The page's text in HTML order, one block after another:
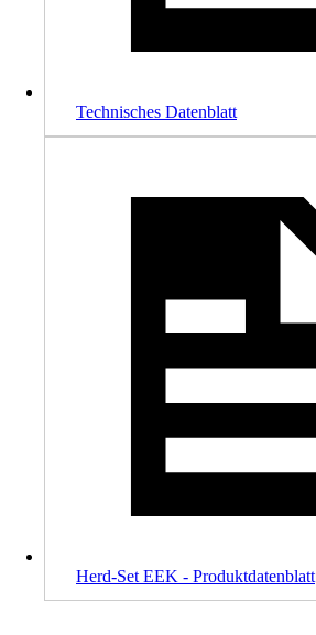
Technisches Datenblatt
Herd-Set EEK - Produktdatenblatt